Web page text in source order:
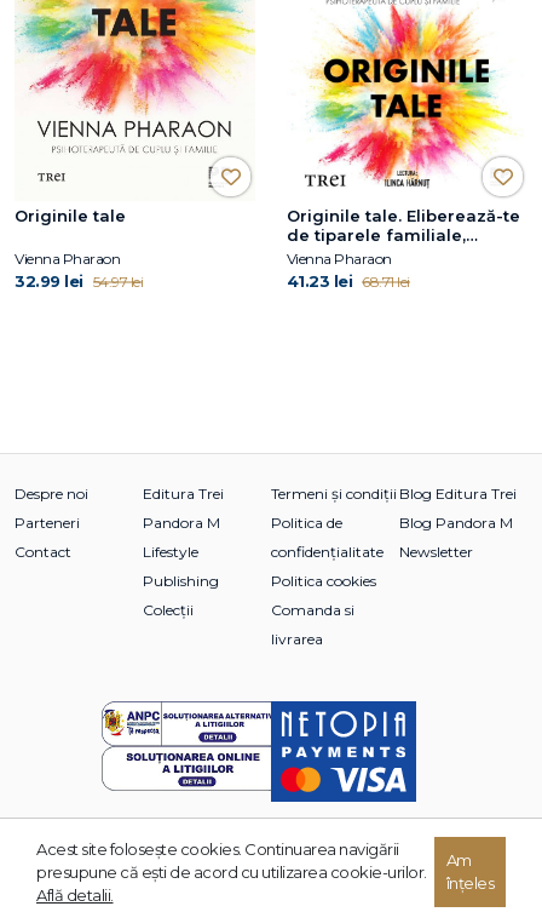
Originile tale
Vienna Pharaon
32.99 lei 54.97 lei
Originile tale. Eliberează-te
de tiparele familiale,
trăiește-ți viața și dă-ți voie
să iubești
Vienna Pharaon
41.23 lei 68.71 lei
Despre noi
Parteneri
Contact
Editura Trei
Pandora M
Lifestyle
Publishing
Colecții
Termeni și condiții
Politica de
confidențialitate
Politica cookies
Comanda si
livrarea
Blog Editura Trei
Blog Pandora M
Newsletter
© 2026 Grupul Editorial TREI. Toate drepturile rezervate.
Acest site foloseşte cookies. Continuarea navigării
presupune că eşti de acord cu utilizarea cookie-urilor.
Află detalii.
Am
înțeles